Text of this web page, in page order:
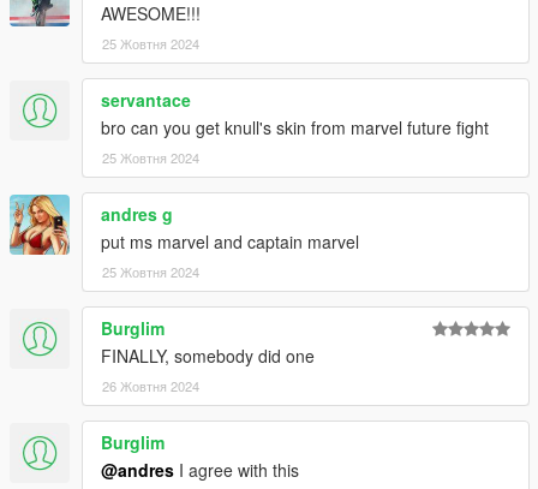
AWESOME!!!
25 Жовтня 2024
servantace
bro can you get knull's skin from marvel future fight
25 Жовтня 2024
andres g
put ms marvel and captain marvel
25 Жовтня 2024
Burglim
FINALLY, somebody did one
26 Жовтня 2024
Burglim
@andres I agree with this